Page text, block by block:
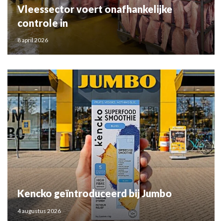
Vleessector voert onafhankelijke
controle in
8 april 2026
Kencko geïntroduceerd bij Jumbo
4 augustus 2026